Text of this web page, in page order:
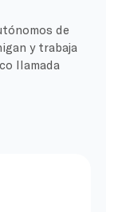
de
y trabaja
llamada